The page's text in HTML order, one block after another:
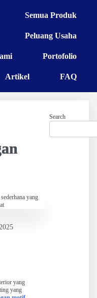
Semua Produk
Peluang Usaha
Portofolio
Artikel FAQ
yang
yang
Search